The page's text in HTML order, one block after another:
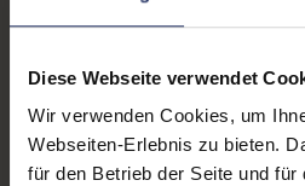
Diese Webseite verwendet
Wir verwenden Cookies, um
Webseiten-Erlebnis zu bieten.
für den Betrieb der Seite und für
CPU Generation:
Datenspeicher: 1
Arbeitsspeicher: 32